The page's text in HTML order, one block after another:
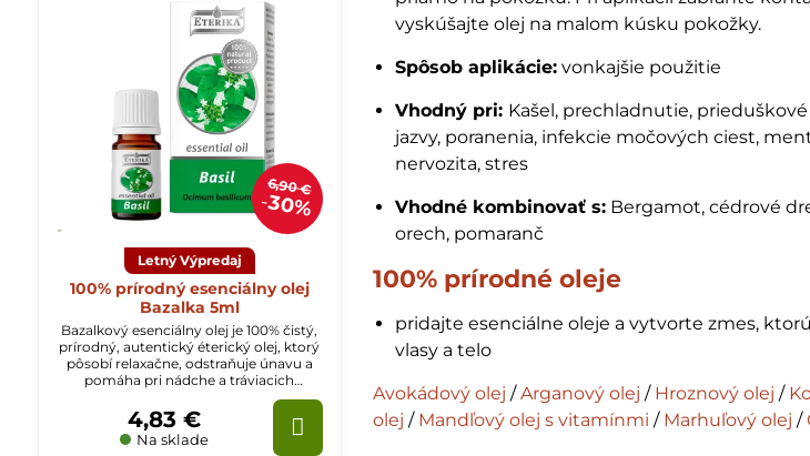
vyskúšajte olej na malom kúsku pokožky.
Spôsob aplikácie: vonkajšie použitie
Vhodný pri: Kašel, prechladnutie,
jazvy, poranenia, infekcie močových ciest,
nervozita, stres
Vhodné kombinovať s: Bergamot, cédrové
orech, pomaranč
100% prírodné oleje
pridajte esenciálne oleje a vytvorte zmes,
vlasy a telo
Avokádový olej /Arganový olej / Hroznový olej /
olej / Mandľový olej s vitamínmi / Marhuľový olej /
6,90 €
30%
Letný Výpredaj
100% prírodný esenciálny olej
Bazalka 5ml
Bazalkový esenciálny olej je 100% čistý,
prírodný, autentický éterický olej, ktorý
pôsobí relaxačne, odstraňuje únavu a
pomáha pri nádche a tráviacich
Na sklade
4,83 €